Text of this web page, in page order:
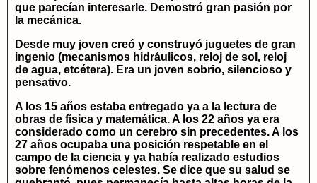
que parecían interesarle. Demostró gran pasión por
la mecánica.
Desde muy joven creó y construyó juguetes de gran
ingenio (mecanismos hidráulicos, reloj de sol, reloj
de agua, etcétera). Era un joven sobrio, silencioso y
pensativo.
A los 15 años estaba entregado ya a la lectura de
obras de física y matemática. A los 22 años ya era
considerado como un cerebro sin precedentes. A los
27 años ocupaba una posición respetable en el
campo de la ciencia y ya había realizado estudios
sobre fenómenos celestes. Se dice que su salud se